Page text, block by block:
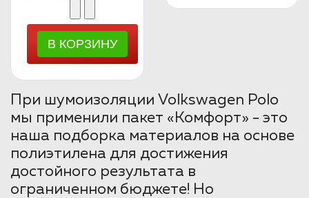
При шумоизоляции Volkswagen Polo
мы применили пакет «Комфорт» - это
наша подборка материалов на основе
полиэтилена для достижения
достойного результата в
ограниченном бюджете! Но